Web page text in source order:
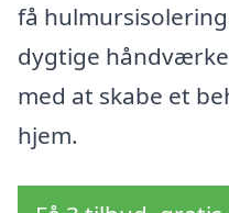
få
dygtige
med at skabe et
hjem.